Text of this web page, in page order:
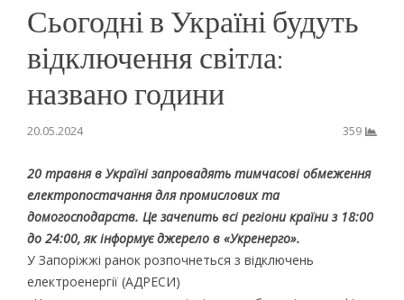
Сьогодні в Україні будуть
відключення світла:
названо години
20.05.2024 359
20 травня в Україні запровадять тимчасові обмеження
електропостачання для промислових та
домогосподарств. Це зачепить всі регіони країни з 18:00
до 24:00, як інформує джерело в «Укренерго».
У Запоріжжі ранок розпочнеться з відключень
електроенергії (АДРЕСИ)